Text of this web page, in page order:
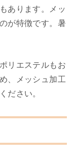
あります。メッ
が特徴です。暑
リエステルもお
、メッシュ加工
ださい。